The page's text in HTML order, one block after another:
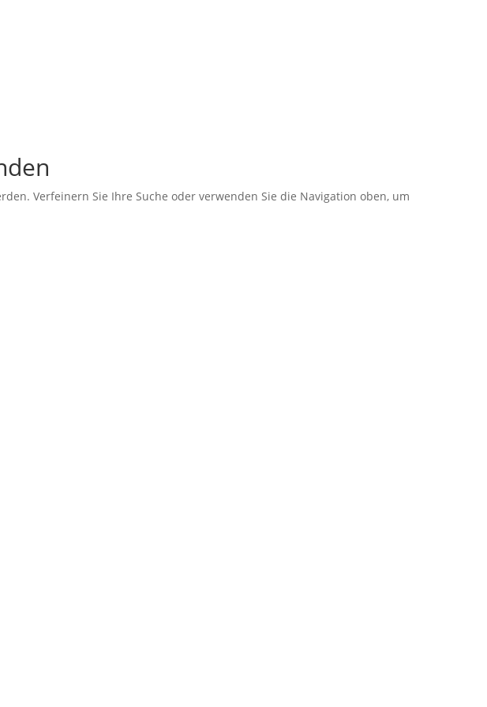
Verfeinern Sie Ihre Suche oder verwenden Sie die Navigation oben, um